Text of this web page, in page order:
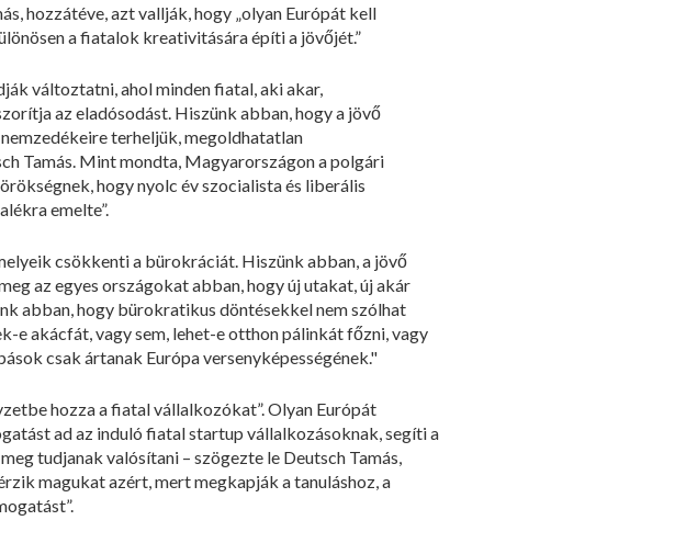
hozzátéve, azt vallják, hogy „olyan Európát kell
a fiatalok kreativitására építi a jövőjét.”
változtatni, ahol minden fiatal, aki akar,
az eladósodást. Hiszünk abban, hogy a jövő
terheljük, megoldhatatlan
Tamás. Mint mondta, Magyarországon a polgári
hogy nyolc év szocialista és liberális
emelte”.
csökkenti a bürokráciát. Hiszünk abban, a jövő
az egyes országokat abban, hogy új utakat, új akár
abban, hogy bürokratikus döntésekkel nem szólhat
e akácfát, vagy sem, lehet-e otthon pálinkát főzni, vagy
csak ártanak Európa versenyképességének."
hozza a fiatal vállalkozókat”. Olyan Európát
ad az induló fiatal startup vállalkozásoknak, segíti a
tudjanak valósítani – szögezte le Deutsch Tamás,
magukat azért, mert megkapják a tanuláshoz, a